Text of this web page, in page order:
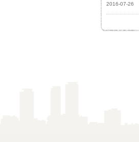
2016-07-26